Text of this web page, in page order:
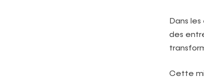
Dans
des
Cette